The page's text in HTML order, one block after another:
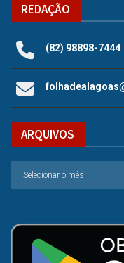
REDAÇÃO
(82) 98898-7444
ARQUIVOS